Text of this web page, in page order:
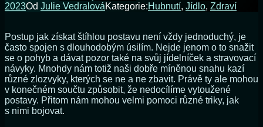
2023Od Julie VedralováKategorie:Hubnutí, Jídlo, Zdraví
Postup jak získat štíhlou postavu není vždy jednoduchý, je
často spojen s dlouhodobým úsilím. Nejde jenom o to snažit
se o pohyb a dávat pozor také na svůj jídelníček a stravovací
návyky. Mnohdy nám totiž naši dobře míněnou snahu kazí
různé zlozvyky, kterých se ne a ne zbavit. Právě ty ale mohou
v konečném součtu způsobit, že nedocílíme vytoužené
postavy. Přitom nám mohou velmi pomoci různé triky, jak
s nimi bojovat.